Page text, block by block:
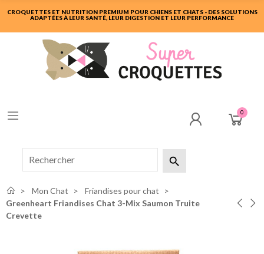
CROQUETTES ET NUTRITION PREMIUM POUR CHIENS ET CHATS - DES SOLUTIONS
ADAPTÉES À LEUR SANTÉ, LEUR DIGESTION ET LEUR PERFORMANCE
0

Mon Chat
Friandises pour chat
Greenheart Friandises Chat 3-Mix Saumon Truite
Crevette